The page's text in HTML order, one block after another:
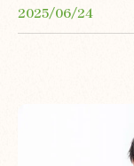
2025/06/24